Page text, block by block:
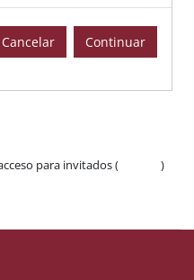
Cancelar Continuar
para invitados (
)